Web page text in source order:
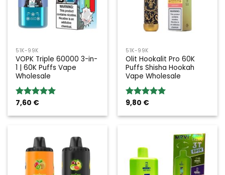
51K-99K
VOPK Triple 60000 3-in-
1 | 60K Puffs Vape
Wholesale
Rated5.00
7,60 €
51K-99K
Olit Hookalit Pro 60K
Puffs Shisha Hookah
Vape Wholesale
Rated5.00
9,80 €